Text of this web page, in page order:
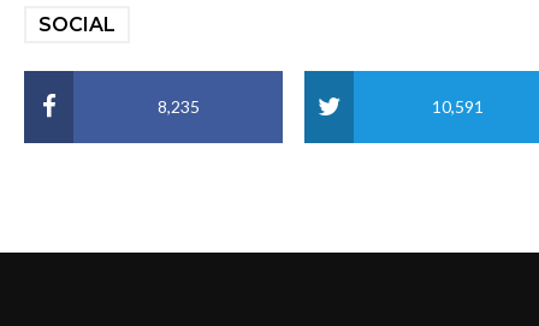
SOCIAL
8,235 10,591